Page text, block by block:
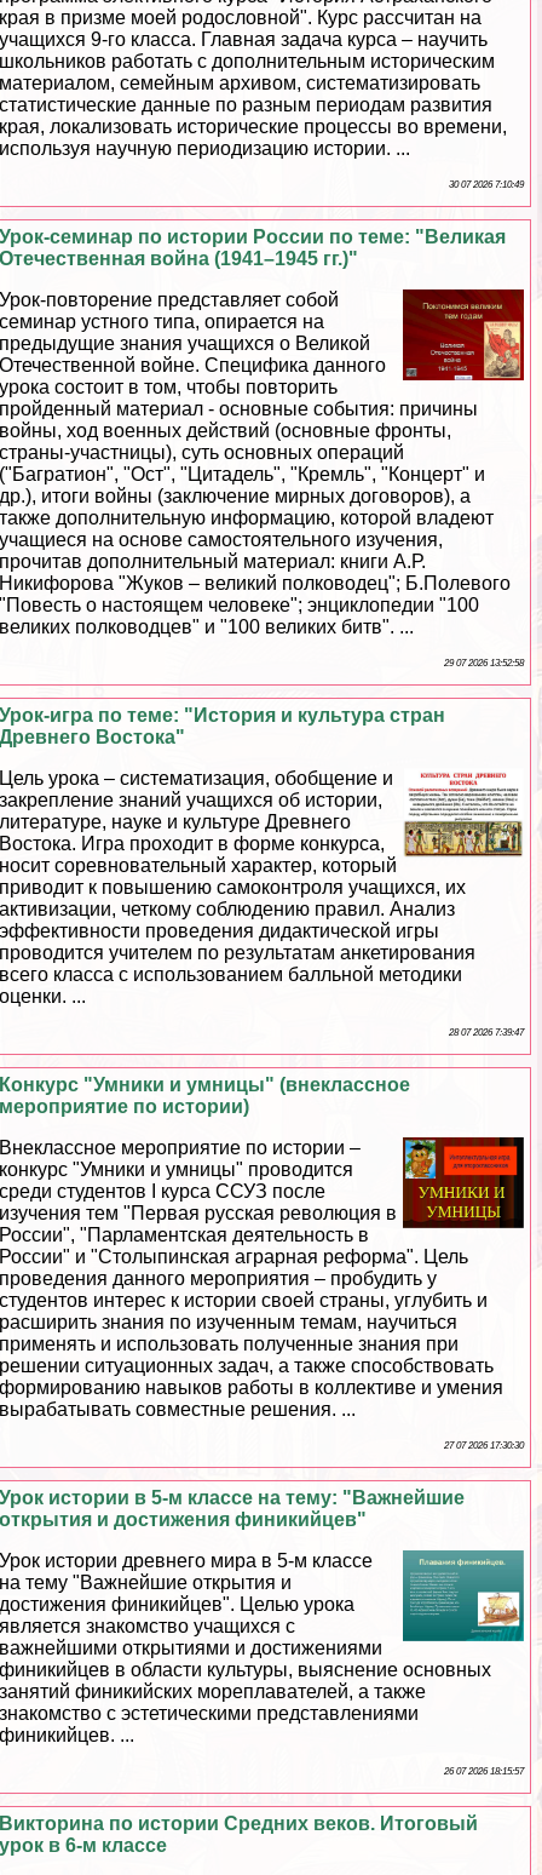
края в призме моей родословной". Курс рассчитан на
учащихся 9-го класса. Главная задача курса – научить
школьников работать с дополнительным историческим
материалом, семейным архивом, систематизировать
статистические данные по разным периодам развития
края, локализовать исторические процессы во времени,
используя научную периодизацию истории. ...
30 07 2026 7:10:49
Урок-семинар по истории России по теме: "Великая
Отечественная война (1941–1945 гг.)"
Урок-повторение представляет собой
семинар устного типа, опирается на
предыдущие знания учащихся о Великой
Отечественной войне. Специфика данного
урока состоит в том, чтобы повторить
пройденный материал - основные события: причины
войны, ход военных действий (основные фронты,
страны-участницы), суть основных операций
("Багратион", "Ост", "Цитадель", "Кремль", "Концерт" и
др.), итоги войны (заключение мирных договоров), а
также дополнительную информацию, которой владеют
учащиеся на основе самостоятельного изучения,
прочитав дополнительный материал: книги А.Р.
Никифорова "Жуков – великий полководец"; Б.Полевого
"Повесть о настоящем человеке"; энциклопедии "100
великих полководцев" и "100 великих битв". ...
29 07 2026 13:52:58
Урок-игра по теме: "История и культура стран
Древнего Востока"
Цель урока – систематизация, обобщение и
закрепление знаний учащихся об истории,
литературе, науке и культуре Древнего
Востока. Игра проходит в форме конкурса,
носит соревновательный хаpaктер, который
приводит к повышению самоконтроля учащихся, их
активизации, четкому соблюдению правил. Анализ
эффективности проведения дидактической игры
проводится учителем по результатам анкетирования
всего класса с использованием балльной методики
оценки. ...
28 07 2026 7:39:47
Конкурс "Умники и умницы" (внеклассное
мероприятие по истории)
Внеклассное мероприятие по истории –
конкурс "Умники и умницы" проводится
среди студентов I курса ССУЗ после
изучения тем "Первая русская революция в
России", "Парламентская деятельность в
России" и "Столыпинская аграрная реформа". Цель
проведения данного мероприятия – пробудить у
студентов интерес к истории своей страны, углубить и
расширить знания по изученным темам, научиться
применять и использовать полученные знания при
решении ситуационных задач, а также способствовать
формированию навыков работы в коллективе и умения
выpaбатывать совместные решения. ...
27 07 2026 17:30:30
Урок истории в 5-м классе на тему: "Важнейшие
открытия и достижения финикийцев"
Урок истории древнего мира в 5-м классе
на тему "Важнейшие открытия и
достижения финикийцев". Целью урока
является знакомство учащихся с
важнейшими открытиями и достижениями
финикийцев в области культуры, выяснение основных
занятий финикийских мореплавателей, а также
знакомство с эстетическими представлениями
финикийцев. ...
26 07 2026 18:15:57
Викторина по истории Средних веков. Итоговый
урок в 6-м классе